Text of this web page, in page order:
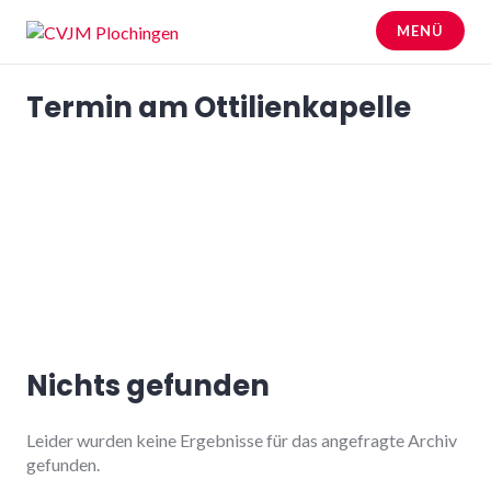
Inhalt
springen
CVJM Plochingen
MENÜ
Termin amOttilienkapelle
Nichts gefunden
Leider wurden keine Ergebnisse für das angefragte Archiv
gefunden.